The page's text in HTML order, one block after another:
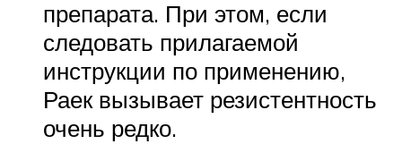
препарата. При этом, если
следовать прилагаемой
инструкции по применению,
Раек вызывает резистентность
очень редко.